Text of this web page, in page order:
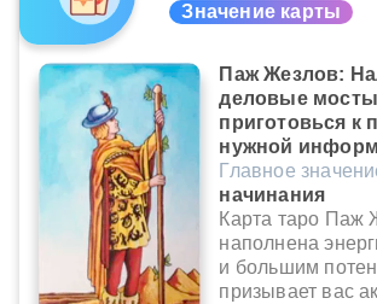
Значение карты
Паж Жезлов:
деловые
приготовься к
нужной
Главное
начинания
Карта таро Паж
наполнена
и большим
призывает вас